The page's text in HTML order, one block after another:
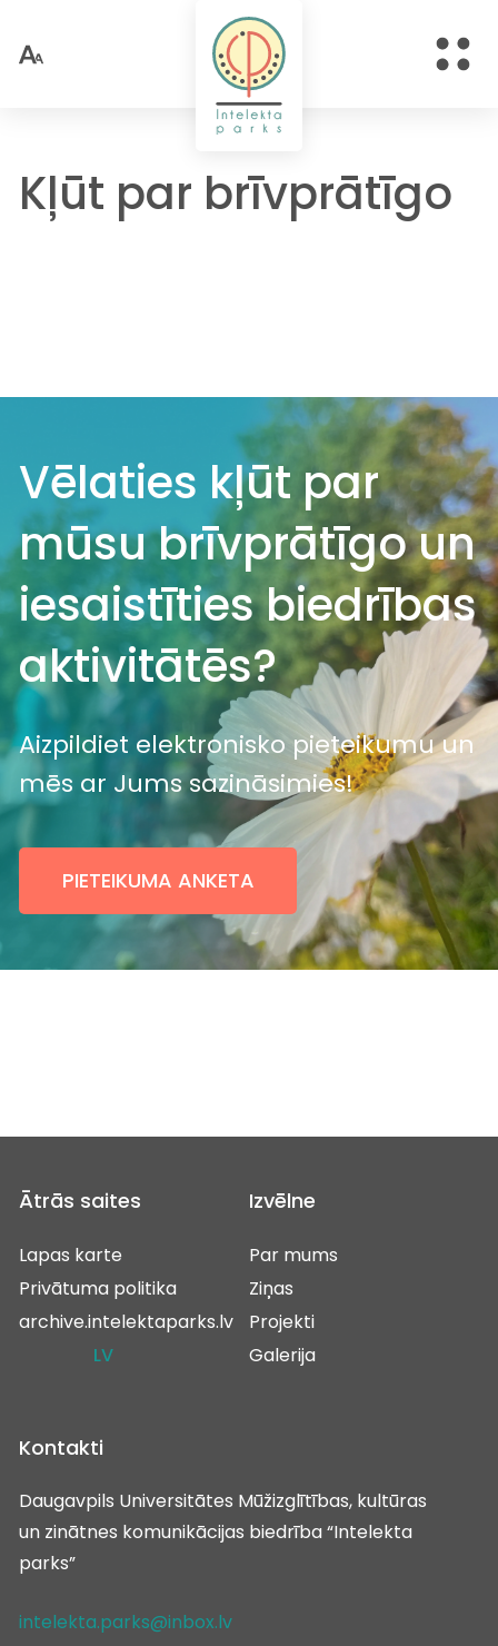
Kļūt par brīvprātīgo
Vēlaties kļūt par
mūsu brīvprātīgo un
iesaistīties biedrības
aktivitātēs?
Aizpildiet elektronisko pieteikumu un
mēs ar Jums sazināsimies!
PIETEIKUMA ANKETA
Ātrās saites
Lapas karte
Privātuma politika
archive.intelektaparks.lv
LV
Izvēlne
Par mums
Ziņas
Projekti
Galerija
Kontakti
Daugavpils Universitātes Mūžizglītības, kultūras
un zinātnes komunikācijas biedrība “Intelekta
parks”
intelekta.parks@inbox.lv